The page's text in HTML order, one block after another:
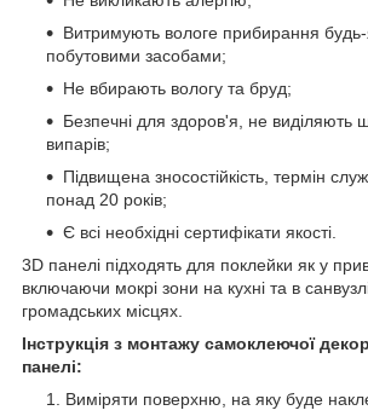
Витримують вологе прибирання
побутовими засобами;
Не вбирають вологу та бруд;
Безпечні для здоров'я, не виділяють
випарів;
Підвищена зносостійкість, термін
понад 20 років;
Є всі необхідні сертифікати якості.
3D панелі підходять для поклейки як у
включаючи мокрі зони на кухні та в
громадських місцях.
Інструкція з монтажу самоклеючої
панелі:
Виміряти поверхню, на яку буде